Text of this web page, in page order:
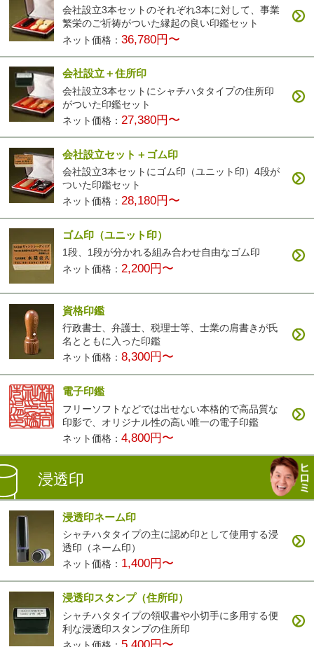
会社設立3本セットのそれぞれ3本に対して、事業
繁栄のご祈祷がついた縁起の良い印鑑セット
ネット価格：36,780円〜
会社設立＋住所印
会社設立3本セットにシャチハタタイプの住所印
がついた印鑑セット
ネット価格： 27,380円〜
会社設立セット＋ゴム印
会社設立3本セットにゴム印（ユニット印）4段が
ついた印鑑セット
ネット価格：28,180円〜
ゴム印（ユニット印）
1段、1段が分かれる組み合わせ自由なゴム印
ネット価格： 2,200円〜
資格印鑑
行政書士、弁護士、税理士等、士業の肩書きが氏
名とともに入った印鑑
ネット価格：8,300円〜
電子印鑑
フリーソフトなどでは出せない本格的で高品質な
印影で、オリジナル性の高い唯一の電子印鑑
ネット価格：4,800円〜
浸透印
浸透印ネーム印
シャチハタタイプの主に認め印として使用する浸
透印（ネーム印）
ネット価格： 1,400円〜
浸透印スタンプ（住所印）
シャチハタタイプの領収書や小切手に多用する便
利な浸透印スタンプの住所印
ネット価格： 5,400円〜